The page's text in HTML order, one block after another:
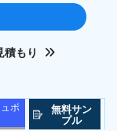
積もり
ボ
無料サン
プル